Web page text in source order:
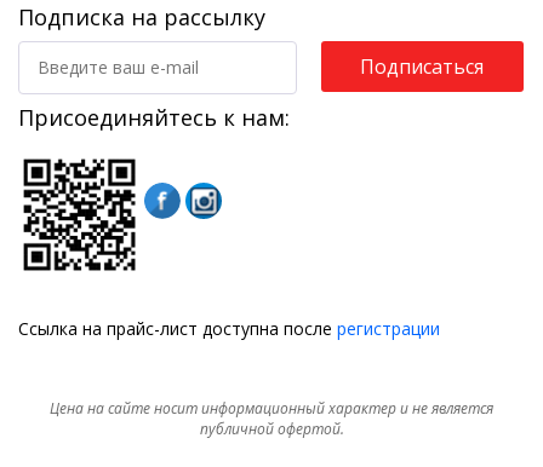
Подписка на рассылку
Подписаться
Присоединяйтесь к нам:
Ссылка на прайс-лист доступна после регистрации
Цена на сайте носит информационный характер и не является
публичной офертой.